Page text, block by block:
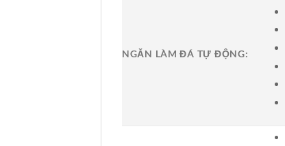
NGĂN LÀM ĐÁ TỰ ĐỘNG: